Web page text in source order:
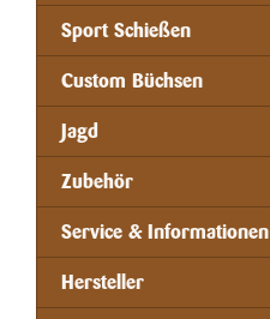
Sport Schießen
Custom Büchsen
Jagd
Zubehör
Service & Informationen
Hersteller